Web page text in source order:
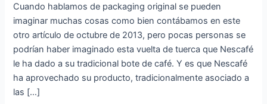
Cuando hablamos de packaging original se pueden
imaginar muchas cosas como bien contábamos en este
otro artículo de octubre de 2013, pero pocas personas se
podrían haber imaginado esta vuelta de tuerca que Nescafé
le ha dado a su tradicional bote de café. Y es que Nescafé
ha aprovechado su producto, tradicionalmente asociado a
las […]
tapón
despertador